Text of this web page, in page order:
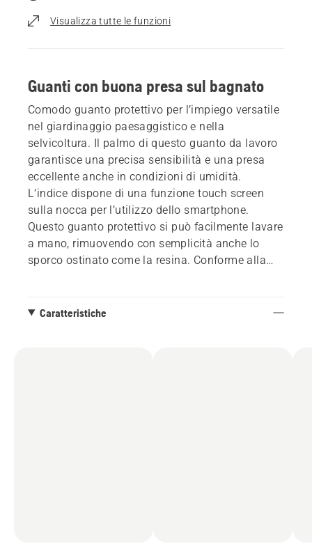
Visualizza tutte le funzioni
Guanti con buona presa sul bagnato
Comodo guanto protettivo per l’impiego versatile
nel giardinaggio paesaggistico e nella
selvicoltura. Il palmo di questo guanto da lavoro
garantisce una precisa sensibilità e una presa
eccellente anche in condizioni di umidità.
L’indice dispone di una funzione touch screen
sulla nocca per l’utilizzo dello smartphone.
Questo guanto protettivo si può facilmente lavare
a mano, rimuovendo con semplicità anche lo
sporco ostinato come la resina. Conforme alla
Caratteristiche